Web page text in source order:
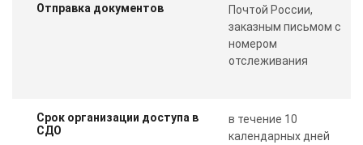
Отправка документов
Почтой России,
заказным письмом с
номером
отслеживания
Срок организации доступа в
СДО
в течение 10
календарных дней